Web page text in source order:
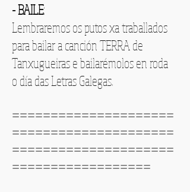
- BAILE:
Lembraremos os putos xa traballados
para bailar a canción TERRA de
Tanxugueiras e bailarémolos en roda
o día das Letras Galegas.
=====================
=====================
=====================
==================